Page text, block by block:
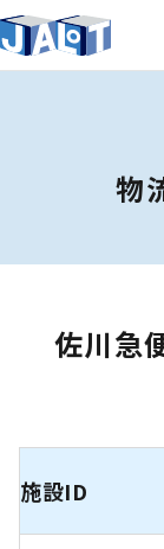
物
佐川急
施設ID